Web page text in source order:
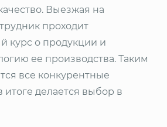
Выезжая на
проходит
курс о продукции и
ее производства. Таким
все конкурентные
делается выбор в